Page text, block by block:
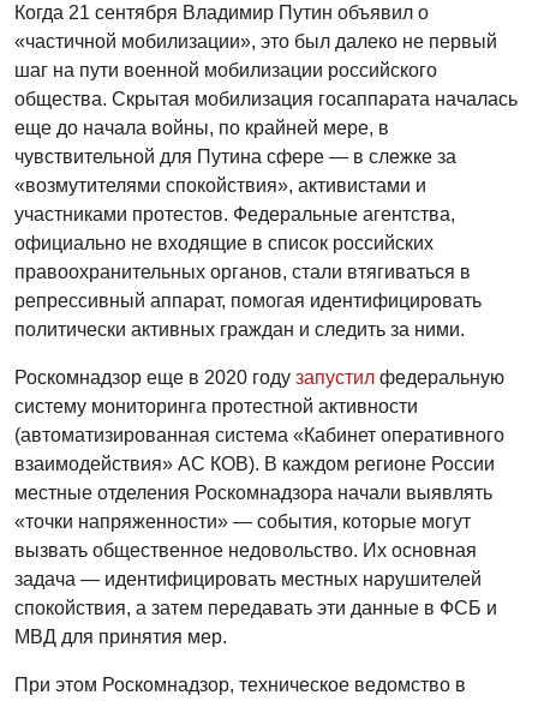
Когда 21 сентября Владимир Путин объявил о
«частичной мобилизации», это был далеко не первый
шаг на пути военной мобилизации российского
общества. Скрытая мобилизация госаппарата началась
еще до начала войны, по крайней мере, в
чувствительной для Путина сфере — в слежке за
«возмутителями спокойствия», активистами и
участниками протестов. Федеральные агентства,
официально не входящие в список российских
правоохранительных органов, стали втягиваться в
репрессивный аппарат, помогая идентифицировать
политически активных граждан и следить за ними.
Роскомнадзор еще в 2020 году запустил федеральную
систему мониторинга протестной активности
(автоматизированная система «Кабинет оперативного
взаимодействия» АС КОВ). В каждом регионе России
местные отделения Роскомнадзора начали выявлять
«точки напряженности» — события, которые могут
вызвать общественное недовольство. Их основная
задача — идентифицировать местных нарушителей
спокойствия, а затем передавать эти данные в ФСБ и
МВД для принятия мер.
При этом Роскомнадзор, техническое ведомство в